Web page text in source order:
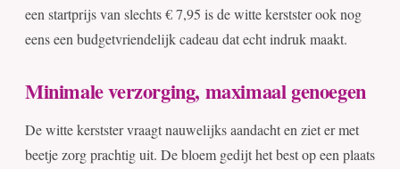
een startprijs van slechts € 7,95 is de witte kerstster ook nog
eens een budgetvriendelijk cadeau dat echt indruk maakt.
Minimale verzorging, maximaal genoegen
De witte kerstster vraagt nauwelijks aandacht en ziet er met
beetje zorg prachtig uit. De bloem gedijt het best op een plaats